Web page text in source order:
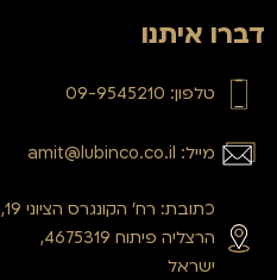
דברו איתנו
טלפון: 09-9545210
מייל: amit@lubinco.co.il
כתובת: רח’ הקונגרס הציוני 19,
הרצליה פיתוח 4675319,
ישראל